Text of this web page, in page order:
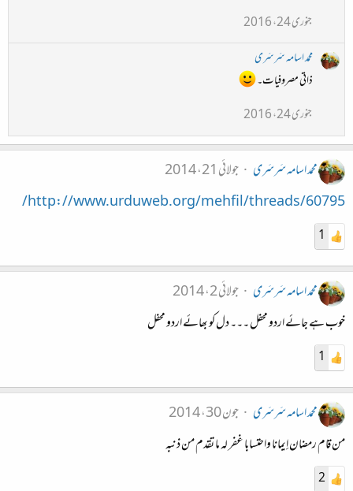
جنوری 24، 2016
محمد اسامہ سَرسَری
ذاتی مصروفیات۔
جنوری 24، 2016
محمد اسامہ سَرسَری
جولائی 21، 2014
http://www.urduweb.org/mehfil/threads/60795/
1
محمد اسامہ سَرسَری
جولائی 2، 2014
خوب ہے جائے اردو محفل ۔۔۔ دل کو بھائے اردو محفل
1
محمد اسامہ سَرسَری
جون 30، 2014
من قام رمضان إيمانا واحتسابا غفر لہ ما تقدم من ذنبہ
2